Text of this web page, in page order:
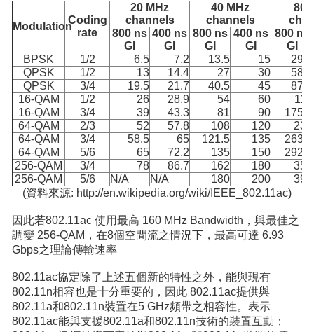
Modulation
Coding
rate
20 MHz
channels
40 MHz
channels
80
800 ns
GI
400 ns
GI
800 ns
GI
400 ns
GI
800 ns
GI
BPSK
1/2 6.5 7.2 13.5 15
29.3
QPSK
1/2 13 14.4 27 30
58.5
QPSK
3/4 19.5 21.7 40.5 45
87.8
16-QAM
1/2 26 28.9 54 60
117
16-QAM
3/4 39 43.3 81 90
175.5
64-QAM
2/3 52 57.8 108 120
234
64-QAM
3/4 58.5 65 121.5 135
263.3
64-QAM
5/6 65 72.2 135 150
292.5
256-QAM
3/4 78 86.7 162 180
351
256-QAM
5/6 N/A N/A 180 200
390
(資料來源: http://en.wikipedia.org/wiki/IEEE_802.11ac)
因此若802.11ac 使用最高 160 MHz Bandwidth，與最佳之
調變 256-QAM，在8個空間流之情況下，最高可達 6.93
Gbps之理論傳輸速率
802.11ac協定除了上述五個新的特性之外，能與現有
802.11n相容也是十分重要的，因此 802.11ac提供與
802.11a和802.11n裝置在5 GHz頻帶之相容性。表示
802.11ac能與支援802.11a和802.11n技術的裝置互動；